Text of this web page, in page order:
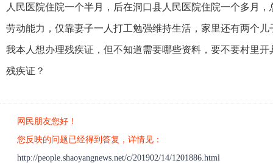
人民医院住院一个半月，后在洞口县人民医院住院一个多月
劳动能力，仅靠妻子一人打工勉强维持生活，家里还有两个
我本人想办理残疾证，但不知道需要哪些资料，要不要村里
残疾证？
网民朋友您好！
您反映的问题已经得到答复，详情见：
http://people.shaoyangnews.net/c/201902/14/1201886.html